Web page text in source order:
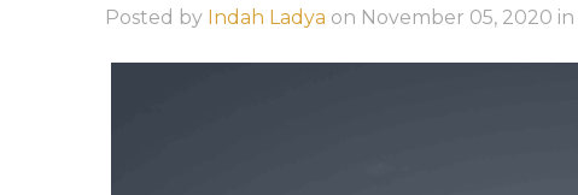
Posted by Indah Ladya on November 05, 2020 in